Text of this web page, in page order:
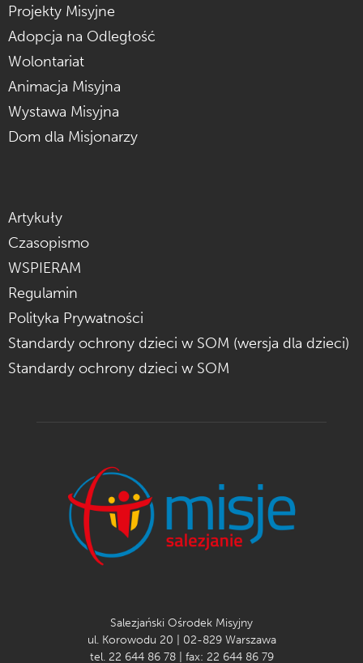
Projekty Misyjne
Adopcja na Odległość
Wolontariat
Animacja Misyjna
Wystawa Misyjna
Dom dla Misjonarzy
Artykuły
Czasopismo
WSPIERAM
Regulamin
Polityka Prywatności
Standardy ochrony dzieci w SOM (wersja dla dzieci)
Standardy ochrony dzieci w SOM
Salezjański Ośrodek Misyjny
ul. Korowodu 20 | 02-829 Warszawa
tel. 22 644 86 78 | fax: 22 644 86 79